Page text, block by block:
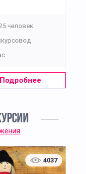
человек
Подробнее
4037